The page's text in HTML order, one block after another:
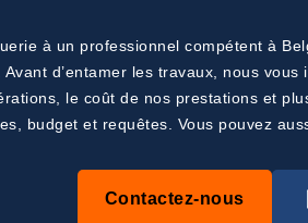
à un professionnel compétent à
d’entamer les travaux, nous
le coût de nos prestations et
budget et requêtes. Vous pouvez
Contactez-nous